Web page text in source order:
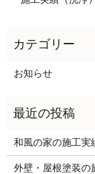
お知らせ
和風の家の施工実
外壁・屋根塗装の